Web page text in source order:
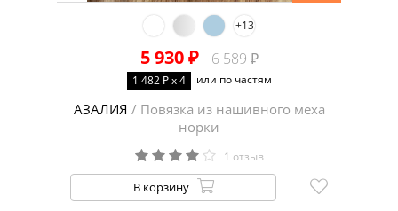
+13
5 930 ₽ 6 589 ₽
1 482 ₽ x 4 или по частям
АЗАЛИЯ / Повязка из нашивного меха
норки
1 отзыв
В корзину